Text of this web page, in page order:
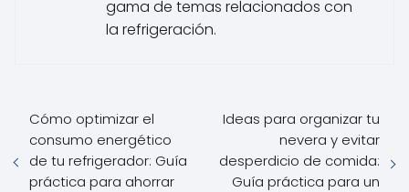
gama de temas relacionados con
la refrigeración.
Cómo optimizar el
consumo energético
de tu refrigerador: Guía
práctica para ahorrar
Ideas para organizar tu
nevera y evitar
desperdicio de comida:
Guía práctica para un